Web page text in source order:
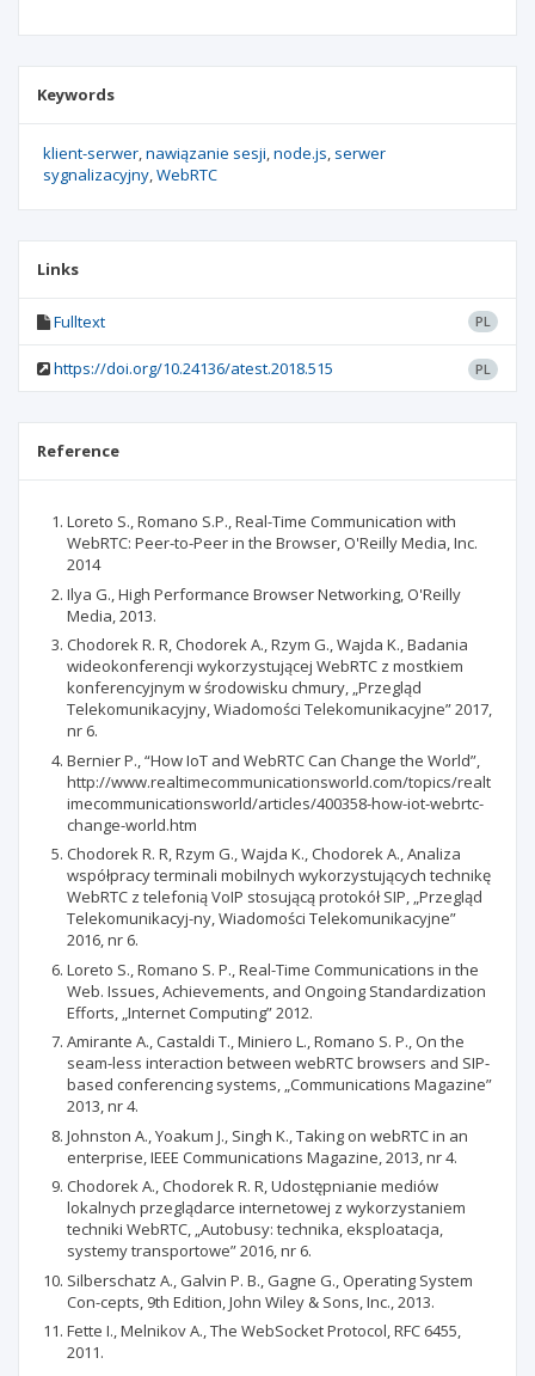
Keywords
klient-serwer nawiązanie sesji node.js serwer
sygnalizacyjny WebRTC
Links
Fulltext PL
https://doi.org/10.24136/atest.2018.515 PL
Reference
Loreto S., Romano S.P., Real-Time Communication with
WebRTC: Peer-to-Peer in the Browser, O'Reilly Media, Inc.
2014
Ilya G., High Performance Browser Networking, O'Reilly
Media, 2013.
Chodorek R. R, Chodorek A., Rzym G., Wajda K., Badania
wideokonferencji wykorzystującej WebRTC z mostkiem
konferencyjnym w środowisku chmury, „Przegląd
Telekomunikacyjny, Wiadomości Telekomunikacyjne” 2017,
nr 6.
Bernier P., “How IoT and WebRTC Can Change the World”,
http://www.realtimecommunicationsworld.com/topics/realt
imecommunicationsworld/articles/400358-how-iot-webrtc-
change-world.htm
Chodorek R. R, Rzym G., Wajda K., Chodorek A., Analiza
współpracy terminali mobilnych wykorzystujących technikę
WebRTC z telefonią VoIP stosującą protokół SIP, „Przegląd
Telekomunikacyj-ny, Wiadomości Telekomunikacyjne”
2016, nr 6.
Loreto S., Romano S. P., Real-Time Communications in the
Web. Issues, Achievements, and Ongoing Standardization
Efforts, „Internet Computing” 2012.
Amirante A., Castaldi T., Miniero L., Romano S. P., On the
seam-less interaction between webRTC browsers and SIP-
based conferencing systems, „Communications Magazine”
2013, nr 4.
Johnston A., Yoakum J., Singh K., Taking on webRTC in an
enterprise, IEEE Communications Magazine, 2013, nr 4.
Chodorek A., Chodorek R. R, Udostępnianie mediów
lokalnych przeglądarce internetowej z wykorzystaniem
techniki WebRTC, „Autobusy: technika, eksploatacja,
systemy transportowe” 2016, nr 6.
Silberschatz A., Galvin P. B., Gagne G., Operating System
Con-cepts, 9th Edition, John Wiley & Sons, Inc., 2013.
Fette I., Melnikov A., The WebSocket Protocol, RFC 6455,
2011.